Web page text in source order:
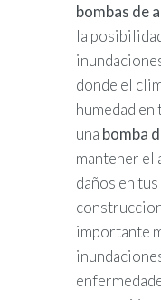
bombas de
la
donde el
humedad
una bomba
mantener el
daños en
importante